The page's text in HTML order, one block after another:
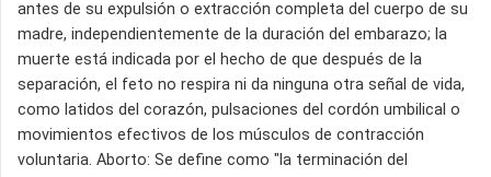
antes de su expulsión o extracción completa del cuerpo de su
madre, independientemente de la duración del embarazo; la
muerte está indicada por el hecho de que después de la
separación, el feto no respira ni da ninguna otra señal de vida,
como latidos del corazón, pulsaciones del cordón umbilical o
movimientos efectivos de los músculos de contracción
voluntaria. Aborto: Se define como "la terminación del